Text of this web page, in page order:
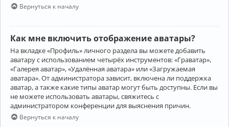
Вернуться к началу
Как мне включить отображение аватары?
На вкладке «Профиль» личного раздела вы можете добавить
аватару с использованием четырёх инструментов: «Граватар»,
«Галерея аватар», «Удалённая аватара» или «Загружаемая
аватара». От администратора зависит, включена ли поддержка
аватар, а также какие типы аватар могут быть доступны. Если вы
не можете использовать аватары, свяжитесь с
администратором конференции для выяснения причин.
Вернуться к началу